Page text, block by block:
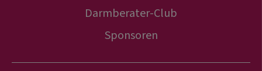
Darmberater-Club
Sponsoren